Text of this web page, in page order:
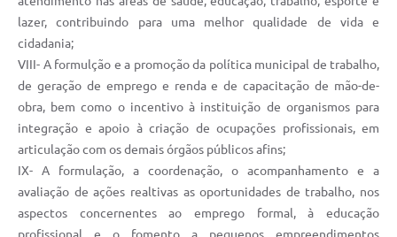
Enquete
Jornal
SIC
Diário Oficial
lazer, contribuindo para uma melhor qualidade de vida e
cidadania;
VIII- A formulção e a promoção da política municipal de trabalho,
de geração de emprego e renda e de capacitação de mão-de-
obra, bem como o incentivo à instituição de organismos para
integração e apoio à criação de ocupações profissionais, em
articulação com os demais órgãos públicos afins;
IX- A formulação, a coordenação, o acompanhamento e a
avaliação de ações realtivas as oportunidades de trabalho, nos
aspectos concernentes ao emprego formal, à educação